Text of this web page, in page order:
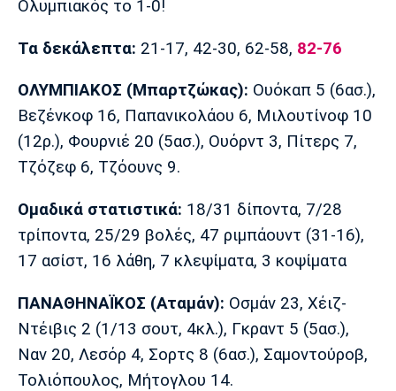
Ολυμπιακός το 1-0!
Τα δεκάλεπτα: 21-17, 42-30, 62-58, 82-76
ΟΛΥΜΠΙΑΚΟΣ (Μπαρτζώκας): Ουόκαπ 5 (6ασ.),
Βεζένκοφ 16, Παπανικολάου 6, Μιλουτίνοφ 10
(12ρ.), Φουρνιέ 20 (5ασ.), Ουόρντ 3, Πίτερς 7,
Τζόζεφ 6, Τζόουνς 9.
Ομαδικά στατιστικά: 18/31 δίποντα, 7/28
τρίποντα, 25/29 βολές, 47 ριμπάουντ (31-16),
17 ασίστ, 16 λάθη, 7 κλεψίματα, 3 κοψίματα
ΠΑΝΑΘΗΝΑΪΚΟΣ (Αταμάν): Οσμάν 23, Χέιζ-
Ντέιβις 2 (1/13 σουτ, 4κλ.), Γκραντ 5 (5ασ.),
Ναν 20, Λεσόρ 4, Σορτς 8 (6ασ.), Σαμοντούροβ,
Τολιόπουλος, Μήτογλου 14.